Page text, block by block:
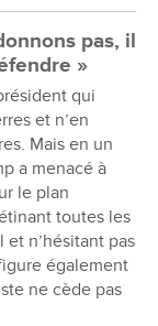
pas, il
»
qui
et n’en
Mais en un
a menacé à
le plan
toutes les
n’hésitant pas
également
ne cède pas